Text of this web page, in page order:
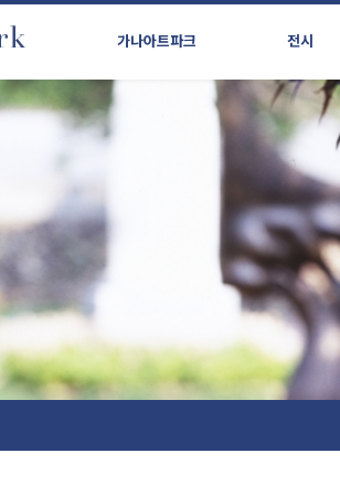
가나아트파크 전시